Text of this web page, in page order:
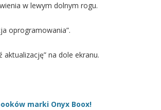
w lewym dolnym rogu.
oprogramowania”.
aktualizację” na dole ekranu.
marki Onyx Boox!